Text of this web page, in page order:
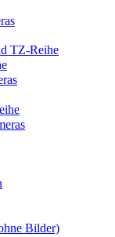
TZ-Reihe
Bilder)